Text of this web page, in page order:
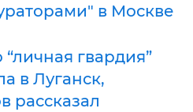
в Москве
“личная гвардия”
в Луганск,
рассказал